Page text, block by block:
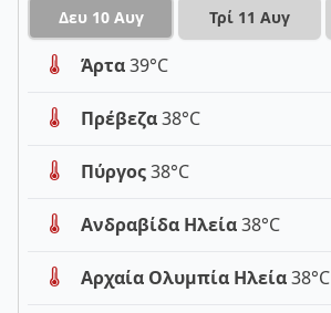
Δευ 10 Αυγ Τρί 11 Αυγ
Άρτα39°C
Πρέβεζα38°C
Πύργος38°C
Ανδραβίδα Ηλεία38°C
Αρχαία Ολυμπία Ηλεία38°C